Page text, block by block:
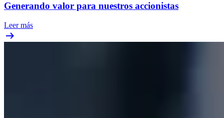
Generando valor para nuestros accionistas
Leer más